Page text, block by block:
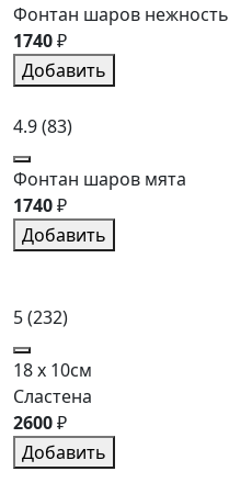
Фонтан шаров нежность
1740₽
Добавить
4.9(83)
Фонтан шаров мята
1740₽
Добавить
5(232)
18 x 10см
Сластена
2600₽
Добавить